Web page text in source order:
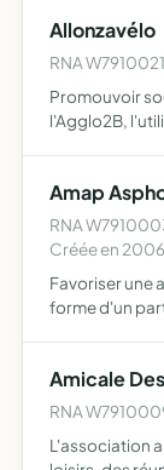
Allonzavélo
RNA
Promouvoir
l'Agglo2B,
part…
Amap
RNA
Créée en 2006
Favoriser une
forme d'un
équitab…
Amicale
RNA
L'association